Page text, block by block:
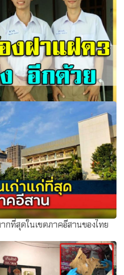
ยนเก่ง สอบสัมภาษณ์คณะ
ชธานี ..
กที่สุดในเขตภาคอีสานของไทย